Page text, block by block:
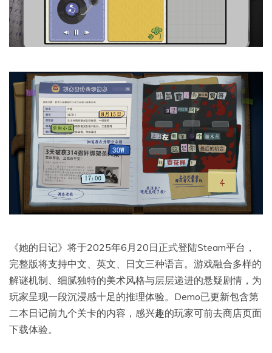
《她的日记》将于2025年6月20日正式登陆Steam平台，
完整版将支持中文、英文、日文三种语言。游戏融合多样的
解谜机制、细腻独特的美术风格与层层递进的悬疑剧情，为
玩家呈现一段沉浸感十足的推理体验。Demo已更新包含第
二本日记前九个关卡的内容，感兴趣的玩家可前去商店页面
下载体验。